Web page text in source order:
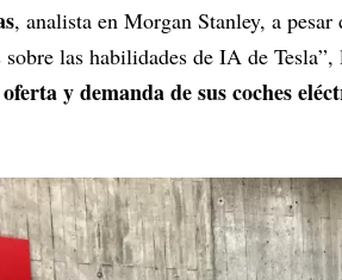
, analista en Morgan Stanley, a
las habilidades de IA de
oferta y demanda de sus coches